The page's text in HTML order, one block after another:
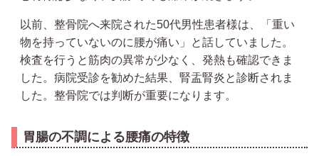
以前、整骨院へ来院された50代男性患者様は、「重い
物を持っていないのに腰が痛い」と話していました。
検査を行うと筋肉の異常が少なく、発熱も確認できま
した。病院受診を勧めた結果、腎盂腎炎と診断されま
した。整骨院では判断が重要になります。
胃腸の不調による腰痛の特徴